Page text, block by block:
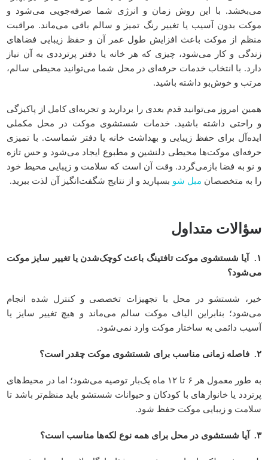
می‌بخشد. با این روش زمان و انرژی شما صرفه‌جویی می‌شود و
موکت بدون آسیب یا تغییر رنگ تمیز و سالم باقی می‌ماند. مراقبت
منظم از موکت باعث افزایش طول عمر آن و حفظ زیبایی فضاهای
زندگی و کار می‌شود، چیزی که هر خانه یا دفتر پرترددی به آن نیاز
دارد. با انتخاب خدمات حرفه‌ای در محل شما می‌توانید محیطی سالم،
مرتب و خوش‌بو داشته باشید.
همین امروز می‌توانید قدم بعدی را بردارید و تجربه‌ای کامل از پاکیزگی
و راحتی داشته باشید. خدمات شستشوی موکت در محل مکملی
ایده‌آل برای حفظ زیبایی و بهداشت خانه یا دفتر شماست. با تمیزی
حرفه‌ای موکت‌ها محیطی دلنشین و مطبوع ایجاد می‌شود و حس تازه
و نو به فضا بازمی‌گردد. وقت آن است که سلامت و زیبایی محیط خود
را به متخصصان مبل شو بسپارید و از نتایج شگفت‌انگیز آن لذت ببرید.
سؤالات متداول
۱.
آیا شستشوی موکت تافتینگ باعث کوچک‌شدن یا تغییر سایز موکت
می‌شود؟
خیر، شستشو در محل با تجهیزات تخصصی و کنترل شده انجام
می‌شود؛ بنابراین الیاف موکت سالم می‌ماند و هیچ تغییر سایز یا
آسیب دائمی به ساختار موکت وارد نمی‌شود.
۲. فاصله زمانی مناسب برای شستشوی موکت چقدر است؟
به طور معمول هر ۶ تا ۱۲ ماه یک‌بار توصیه می‌شود؛ اما در محیط‌های
پرتردد یا خانوارهای با کودکان و حیوانات شستشو باید منظم‌تر باشد تا
سلامت و زیبایی موکت حفظ شود.
۳. آیا شستشوی در محل برای همه نوع لکه‌ها مناسب است؟